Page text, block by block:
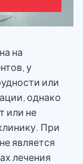
на
у
или
однако
или не
При
является
лечения